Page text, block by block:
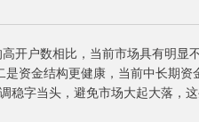
户数相比，当前市场具有明显
资金结构更健康，当前中长期
稳字当头，避免市场大起大落，